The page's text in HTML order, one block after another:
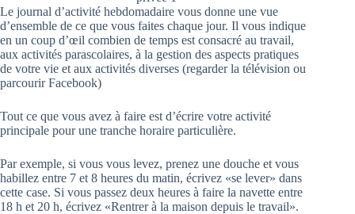
Le journal d’activité hebdomadaire vous donne une vue
d’ensemble de ce que vous faites chaque jour. Il vous indique
en un coup d’œil combien de temps est consacré au travail,
aux activités parascolaires, à la gestion des aspects pratiques
de votre vie et aux activités diverses (regarder la télévision ou
parcourir Facebook)
Tout ce que vous avez à faire est d’écrire votre activité
principale pour une tranche horaire particulière.
Par exemple, si vous vous levez, prenez une douche et vous
habillez entre 7 et 8 heures du matin, écrivez «se lever» dans
cette case. Si vous passez deux heures à faire la navette entre
18 h et 20 h, écrivez «Rentrer à la maison depuis le travail».